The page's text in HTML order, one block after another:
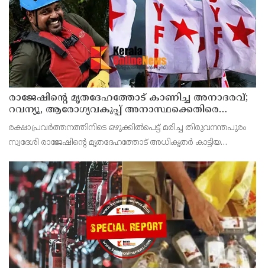
രാജേഷിന്റെ മൃതദേഹത്തോട് കാണിച്ച അനാദരവ്;
റവന്യൂ, ആരോഗ്യവകുപ്പ് അനാസ്ഥക്കെതിരെ
കടുത്ത നടപടി വേണം; ഡിവൈഎഫ്ഐ
ശക്തമായ പ്രതിഷേധത്തിലേക്ക്
രക്ഷാപ്രവർത്തനത്തിനിടെ ഒഴുക്കിൽപെട്ട് മരിച്ച തിരുവനന്തപുരം
സ്വദേശി രാജേഷിന്റെ മൃതദേഹത്തോട് അധികൃതർ കാട്ടിയ
കണ്ണൂർ ജില്ലാ സെക്രട്ടറിയേറ്റ് ശക്തമായി പ്രതിഷേധിക്ക